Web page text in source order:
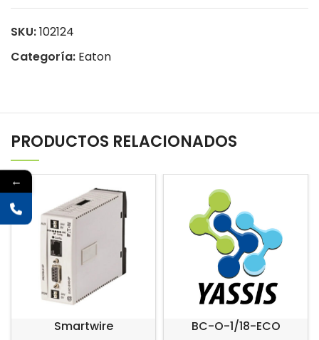
SKU:102124
Categoría: Eaton
PRODUCTOS RELACIONADOS
Smartwire
BC-O-1/18-ECO
←